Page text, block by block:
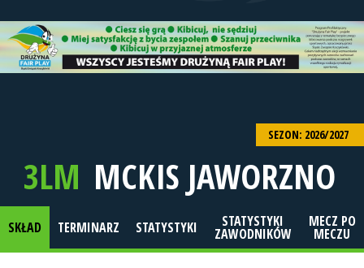
SEZON: 2026/2027
3LM MCKIS JAWORZNO
SKŁAD TERMINARZ STATYSTYKI STATYSTYKI
ZAWODNIKÓW
MECZ PO
MECZU